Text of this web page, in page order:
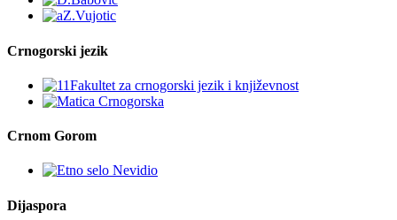
Crnogorski jezik
Crnom Gorom
Dijaspora